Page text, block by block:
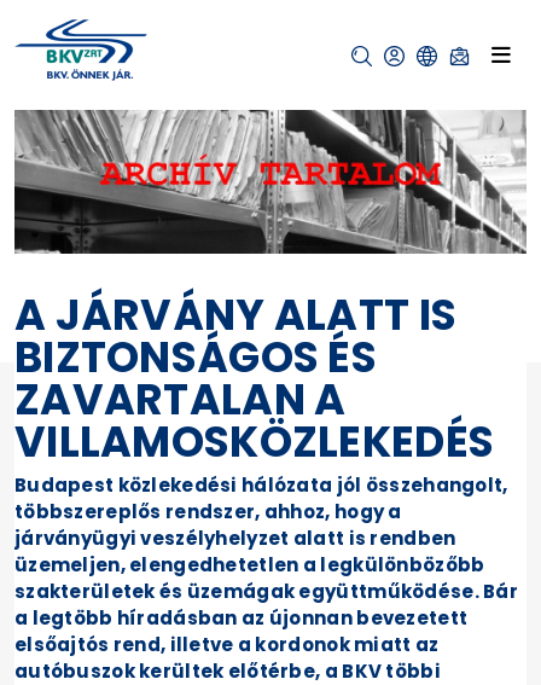
A JÁRVÁNY ALATT IS
BIZTONSÁGOS ÉS
ZAVARTALAN A
VILLAMOSKÖZLEKEDÉS
Budapest közlekedési hálózata jól összehangolt,
többszereplős rendszer, ahhoz, hogy a
járványügyi veszélyhelyzet alatt is rendben
üzemeljen, elengedhetetlen a legkülönbözőbb
szakterületek és üzemágak együttműködése. Bár
a legtöbb híradásban az újonnan bevezetett
elsőajtós rend, illetve a kordonok miatt az
autóbuszok kerültek előtérbe, a BKV többi